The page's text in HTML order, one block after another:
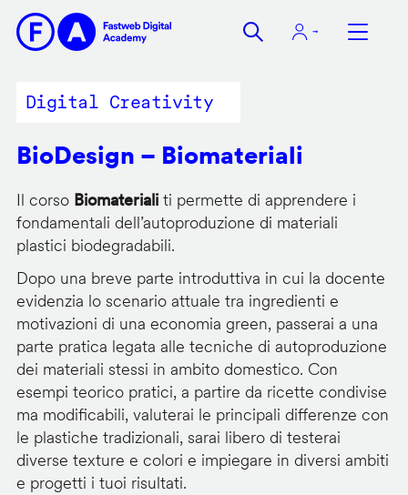
contenuto
Digital Creativity
BioDesign – Biomateriali
Il corso Biomaterialiti permette di apprendere i
fondamentali dell’autoproduzione di materiali
plastici biodegradabili.
Dopo una breve parte introduttiva in cui la docente
evidenzia lo scenario attuale tra ingredienti e
motivazioni di una economia green, passerai a una
parte pratica legata alle tecniche di autoproduzione
dei materiali stessi in ambito domestico. Con
esempi teorico pratici, a partire da ricette condivise
ma modificabili, valuterai le principali differenze con
le plastiche tradizionali, sarai libero di testerai
diverse texture e colori e impiegare in diversi ambiti
e progetti i tuoi risultati.